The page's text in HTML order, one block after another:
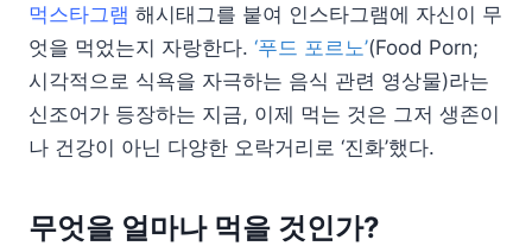
먹스타그램 해시태그를 붙여 인스타그램에 자신이 무
엇을 먹었는지 자랑한다. ‘푸드 포르노’(Food Porn;
시각적으로 식욕을 자극하는 음식 관련 영상물)라는
신조어가 등장하는 지금, 이제 먹는 것은 그저 생존이
나 건강이 아닌 다양한 오락거리로 ‘진화’했다.
무엇을 얼마나 먹을 것인가?